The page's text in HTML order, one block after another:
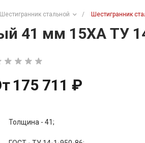
Шестигранник стальной / Шестигранник
41 мм 15ХА ТУ
175 711 ₽
Толщина - 41;